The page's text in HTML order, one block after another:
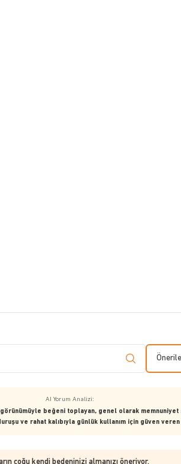
AI Yorum Analizi:
görünümüyle beğeni toplayan, genel olarak
ve rahat kalıbıyla günlük kullanım için güven
çoğu kendi bedeninizi almanızı öneriyor.